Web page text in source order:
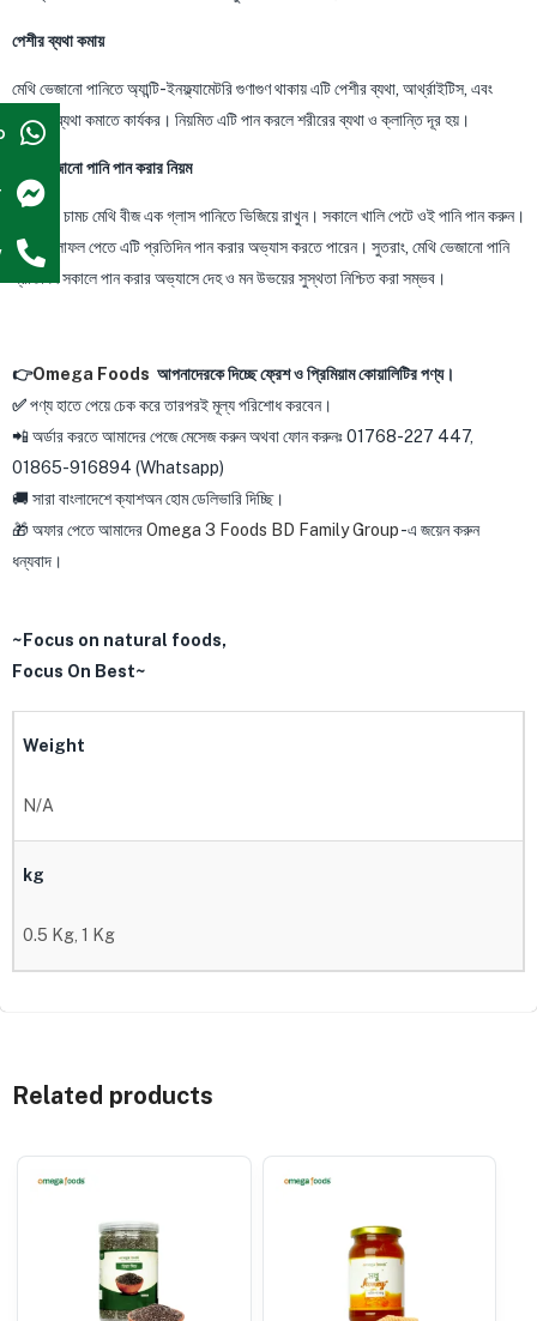
পেশীর ব্যথা কমায়
মেথি ভেজানো পানিতে অ্যান্টি-ইনফ্ল্যামেটরি গুণাগুণ থাকায় এটি পেশীর ব্যথা, আর্থ্রাইটিস, এবং
জয়েন্টের ব্যথা কমাতে কার্যকর। নিয়মিত এটি পান করলে শরীরের ব্যথা ও ক্লান্তি দূর হয়।
মেথি ভেজানো পানি পান করার নিয়ম
রাতে এক চামচ মেথি বীজ এক গ্লাস পানিতে ভিজিয়ে রাখুন। সকালে খালি পেটে ওই পানি পান করুন।
ভালো ফলাফল পেতে এটি প্রতিদিন পান করার অভ্যাস করতে পারেন। সুতরাং, মেথি ভেজানো পানি
প্রতিদিন সকালে পান করার অভ্যাসে দেহ ও মন উভয়ের সুস্থতা নিশ্চিত করা সম্ভব।
👉Omega Foods আপনাদেরকে দিচ্ছে ফ্রেশ ও প্রিমিয়াম কোয়ালিটির পণ্য।
✅পণ্য হাতে পেয়ে চেক করে তারপরই মূল্য পরিশোধ করবেন।
📲 অর্ডার করতে আমাদের পেজে মেসেজ করুন অথবা ফোন করুনঃ 01768-227 447,
01865-916894 (Whatsapp)
🚚 সারা বাংলাদেশে ক্যাশঅন হোম ডেলিভারি দিচ্ছি।
🎁 অফার পেতে আমাদেরOmega 3 Foods BD Family Group-এ জয়েন করুন
ধন্যবাদ।
~Focus on natural foods,
Focus On Best~
Weight
N/A
kg
0.5 Kg, 1 Kg
Related products